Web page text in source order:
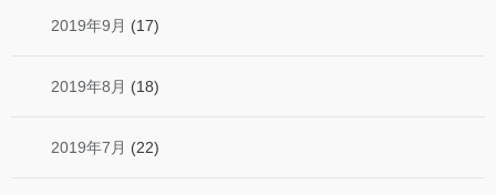
2019年9月 (17)
2019年8月 (18)
2019年7月 (22)